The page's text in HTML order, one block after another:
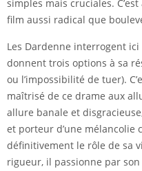
simples mais cruciales.
film aussi radical que
Les Dardenne interrogent
donnent trois options à sa
ou l’impossibilité de tuer).
maîtrisé de ce drame aux
allure banale et
et porteur d’une mélancolie
définitivement le rôle de sa
rigueur, il passionne par